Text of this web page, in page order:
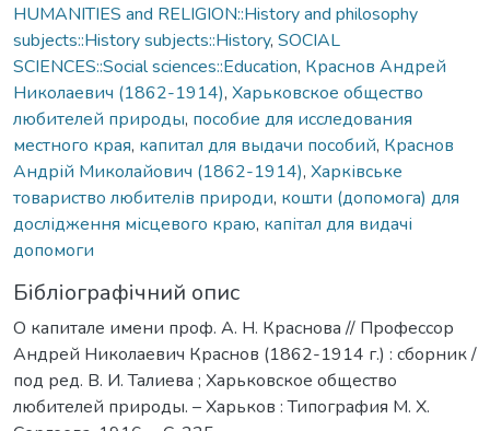
HUMANITIES and RELIGION::History and philosophy
subjects::History subjects::History, SOCIAL
SCIENCES::Social sciences::Education, Краснов Андрей
Николаевич (1862-1914), Харьковское общество
любителей природы, пособие для исследования
местного края, капитал для выдачи пособий, Краснов
Андрій Миколайович (1862-1914), Харківське
товариство любителів природи, кошти (допомога) для
дослідження місцевого краю, капітал для видачі
допомоги
Бібліографічний опис
О капитале имени проф. А. Н. Краснова // Профессор
Андрей Николаевич Краснов (1862-1914 г.) : сборник /
под ред. В. И. Талиева ; Харьковское общество
любителей природы. – Харьков : Типография М. Х.